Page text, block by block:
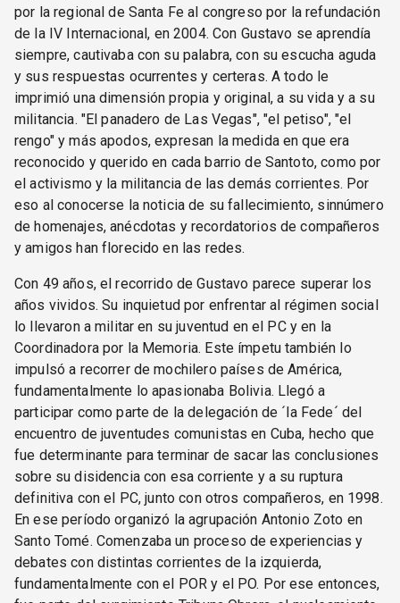
por la regional de Santa Fe al congreso por la refundación
de la IV Internacional, en 2004. Con Gustavo se aprendía
siempre, cautivaba con su palabra, con su escucha aguda
y sus respuestas ocurrentes y certeras. A todo le
imprimió una dimensión propia y original, a su vida y a su
militancia. "El panadero de Las Vegas", "el petiso", "el
rengo" y más apodos, expresan la medida en que era
reconocido y querido en cada barrio de Santoto, como por
el activismo y la militancia de las demás corrientes. Por
eso al conocerse la noticia de su fallecimiento, sinnúmero
de homenajes, anécdotas y recordatorios de compañeros
y amigos han florecido en las redes.
Con 49 años, el recorrido de Gustavo parece superar los
años vividos. Su inquietud por enfrentar al régimen social
lo llevaron a militar en su juventud en el PC y en la
Coordinadora por la Memoria. Este ímpetu también lo
impulsó a recorrer de mochilero países de América,
fundamentalmente lo apasionaba Bolivia. Llegó a
participar como parte de la delegación de ´la Fede´ del
encuentro de juventudes comunistas en Cuba, hecho que
fue determinante para terminar de sacar las conclusiones
sobre su disidencia con esa corriente y a su ruptura
definitiva con el PC, junto con otros compañeros, en 1998.
En ese período organizó la agrupación Antonio Zoto en
Santo Tomé. Comenzaba un proceso de experiencias y
debates con distintas corrientes de la izquierda,
fundamentalmente con el POR y el PO. Por ese entonces,